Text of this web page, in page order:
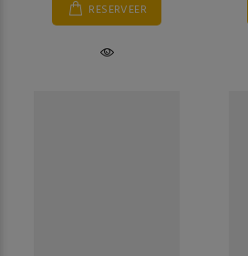
RESERVEER